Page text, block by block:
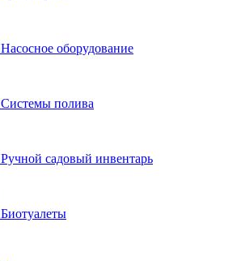
Насосное оборудование
Системы полива
Ручной садовый инвентарь
Биотуалеты